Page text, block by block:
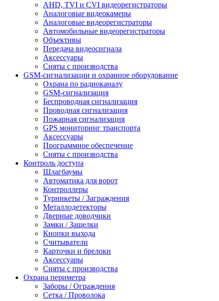
AHD, TVI и CVI видеорегистраторы
Аналоговые видеокамеры
Аналоговые видеорегистраторы
Автомобильные видеорегистраторы
Объективы
Передача видеосигнала
Аксессуары
Сняты с производства
GSM-сигнализации и охранное оборудование
Охрана по радиоканалу
GSM-сигнализация
Беспроводная сигнализация
Проводная сигнализация
Пожарная сигнализация
GPS мониторинг транспорта
Аксессуары
Программное обеспечение
Сняты с производства
Контроль доступа
Шлагбаумы
Автоматика для ворот
Контроллеры
Турникеты / Заграждения
Металлодетекторы
Дверные доводчики
Замки / Защелки
Кнопки выхода
Считыватели
Карточки и брелоки
Аксессуары
Сняты с производства
Охрана периметра
Заборы / Ограждения
Сетка / Проволока